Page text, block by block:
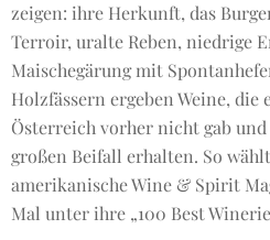
zeigen: ihre Herkunft, das
Terroir, uralte Reben, niedrige
Maischegärung mit
Holzfässern ergeben Weine, die
Österreich vorher nicht gab
großen Beifall erhalten. So
amerikanische Wine & Spirit
Mal unter ihre „100 Best